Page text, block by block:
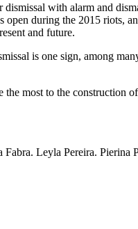
with alarm and
during the 2015 riots,
and future.
is one sign, among
most to the construction
Leyla Pereira. Pierina